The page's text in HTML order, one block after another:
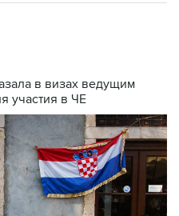
в визах ведущим
участия в ЧЕ